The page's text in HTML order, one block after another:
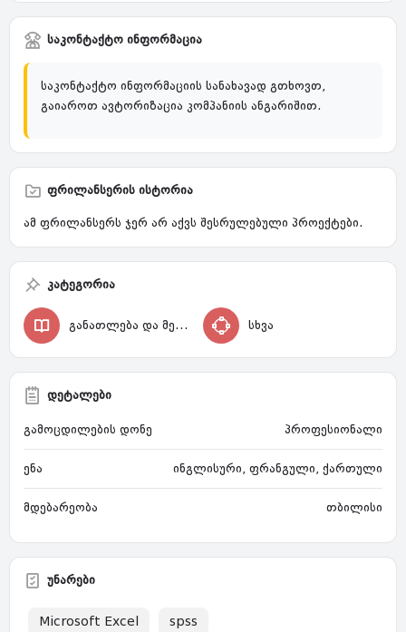
საკონტაქტო ინფორმაცია
საკონტაქტო ინფორმაციის სანახავად გთხოვთ,
გაიაროთ ავტორიზაცია კომპანიის ანგარიშით.
ფრილანსერის ისტორია
ამ ფრილანსერს ჯერ არ აქვს შესრულებული პროექტები.
კატეგორია
განათლება და მეცნიერება სხვა
დეტალები
გამოცდილების დონე პროფესიონალი
ენა ინგლისური, ფრანგული, ქართული
მდებარეობა თბილისი
უნარები
Microsoft Excel spss